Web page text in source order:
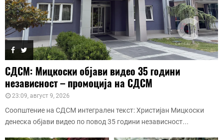
СДСМ: Мицкоски објави видео 35 години
независност – промоција на СДСМ
23:09, август 9, 2026
Соопштение на СДСМ интегрален текст: Христијан Мицкоски
денеска објави видео по повод 35 години независност...